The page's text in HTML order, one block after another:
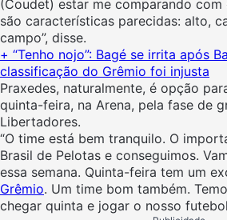
(Coudet) estar me comparando
são características parecidas: alto,
campo”, disse.
+ “Tenho nojo”: Bagé se irrita após
classificação do Grêmio foi injusta
Praxedes, naturalmente, é opção
quinta-feira, na Arena, pela fase de
Libertadores.
“O time está bem tranquilo. O
Brasil de Pelotas e conseguimos.
essa semana. Quinta-feira tem um
Grêmio. Um time bom também.
chegar quinta e jogar o nosso